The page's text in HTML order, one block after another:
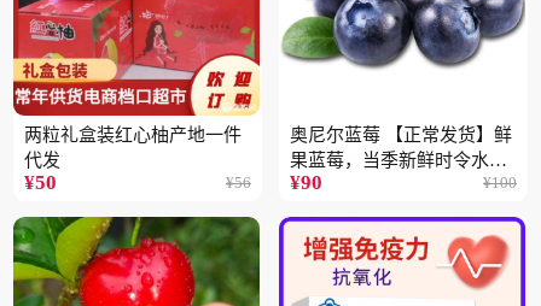
两粒礼盒装红心柚产地一件
代发
¥50 ¥56
奥尼尔蓝莓 【正常发货】鲜
果蓝莓，当季新鲜时令水果
顺丰包邮
¥90 ¥100